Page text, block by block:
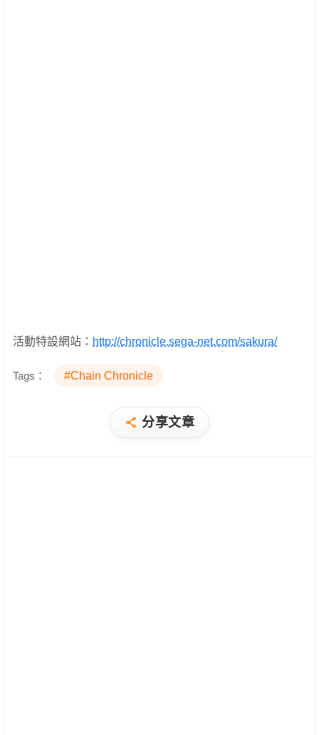
活動特設網站： http://chronicle.sega-net.com/sakura/
Tags： #Chain Chronicle
分享文章